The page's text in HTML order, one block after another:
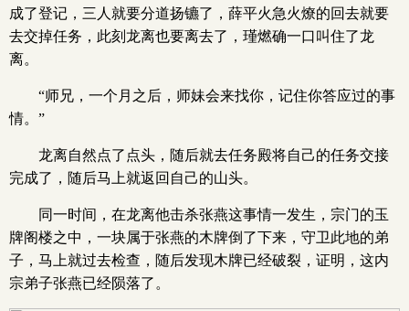
成了登记，三人就要分道扬镳了，薛平火急火燎的回去就要
去交掉任务，此刻龙离也要离去了，瑾燃确一口叫住了龙
离。
“师兄，一个月之后，师妹会来找你，记住你答应过的事
情。”
龙离自然点了点头，随后就去任务殿将自己的任务交接
完成了，随后马上就返回自己的山头。
同一时间，在龙离他击杀张燕这事情一发生，宗门的玉
牌阁楼之中，一块属于张燕的木牌倒了下来，守卫此地的弟
子，马上就过去检查，随后发现木牌已经破裂，证明，这内
宗弟子张燕已经陨落了。